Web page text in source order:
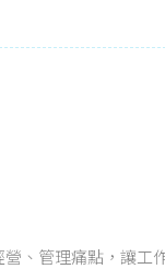
、管理痛點，讓工